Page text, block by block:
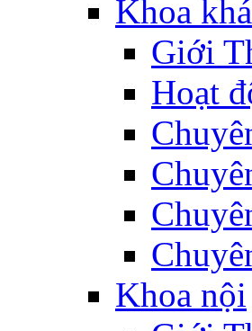
Khoa
Giới
Hoạt
Khoa nội